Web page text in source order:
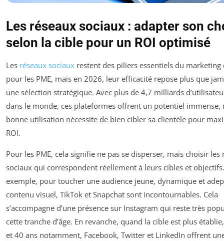
Les réseaux sociaux : adapter son
selon la cible pour un ROI optimisé
Les réseaux sociaux restent des piliers essentiels du marketing
pour les PME, mais en 2026, leur efficacité repose plus que
une sélection stratégique. Avec plus de 4,7 milliards
dans le monde, ces plateformes offrent un potentiel immense,
bonne utilisation nécessite de bien cibler sa clientèle pour
ROI.
Pour les PME, cela signifie ne pas se disperser, mais choisir les
sociaux qui correspondent réellement à leurs cibles et
exemple, pour toucher une audience jeune, dynamique et
contenu visuel, TikTok et Snapchat sont incontournables. Cela
s’accompagne d’une présence sur Instagram qui reste très
cette tranche d’âge. En revanche, quand la cible est plus
et 40 ans notamment, Facebook, Twitter et LinkedIn offrent